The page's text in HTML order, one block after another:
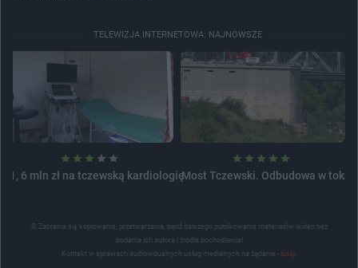
TELEWIZJA INTERNETOWA: NAJNOWSZE
1, 6 mln zł na tczewską kardiologięMost Tczewski. Odbudowa w toku
© Zabrania się kopiowania, przetwarzania, bądź dalszego publikowania materiałów wideo bez
podania ich autora i źródła pochodzenia!
Kontakt w sprawach audiowizualnych usług medialnych na żądanie - tutaj